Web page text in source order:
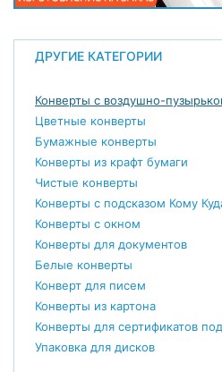
ДРУГИЕ КАТЕГОРИИ
Конверты с воздушно-
Цветные конверты
Бумажные конверты
Конверты из крафт бумаги
Чистые конверты
Конверты с подсказом Кому
Конверты с окном
Конверты для документов
Белые конверты
Конверт для писем
Конверты из картона
Конверты для сертификатов
Упаковка для дисков